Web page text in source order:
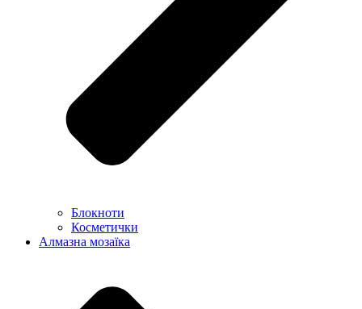
Блокноти
Косметички
Алмазна мозаїка